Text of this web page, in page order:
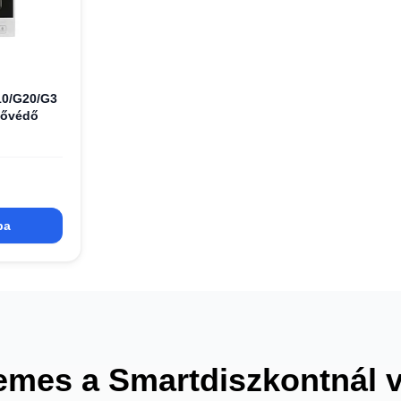
G20/G3
a Smartdiszkontnál